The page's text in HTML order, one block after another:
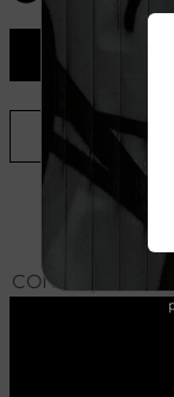
CONHEÇA O